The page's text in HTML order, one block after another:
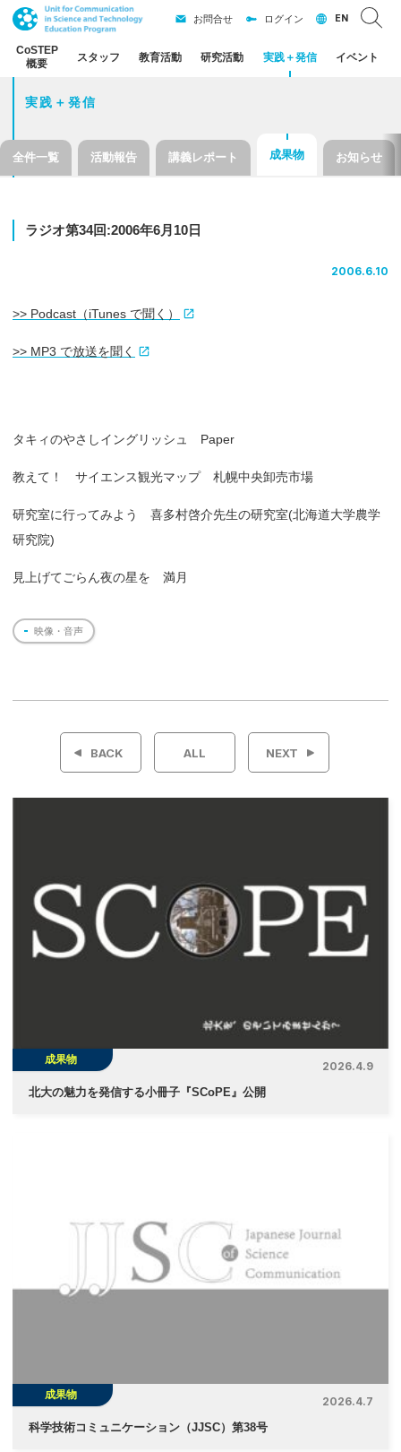
CoSTEP
概要
スタッフ 教育活動 研究活動 実践＋発信 イベント
お問合せ ログイン EN
実践＋発信
全件一覧 活動報告 講義レポート 成果物 お知らせ
ラジオ第34回:2006年6月 10 日
2006.6.10
>> Podcast（iTunes で聞く）
>> MP3 で放送を聞く
タキィのやさしイングリッシュ Paper
教えて！ サイエンス観光マップ 札幌中央卸売市場
研究室に行ってみよう 喜多村啓介先生の研究室(北海道大学農学
研究院)
見上げてごらん夜の星を 満月
映像・音声
投
ー
シ
ョ
BACK ALL NEXT
成果物
2026.4.9
北大の魅力を発信する小冊子『SCoPE』公開
成果物
2026.4.7
科学技術コミュニケーション（JJSC）第38号